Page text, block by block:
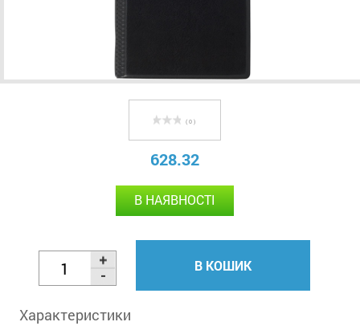
( 0 )
628.32
В НАЯВНОСТІ
В КОШИК
Характеристики